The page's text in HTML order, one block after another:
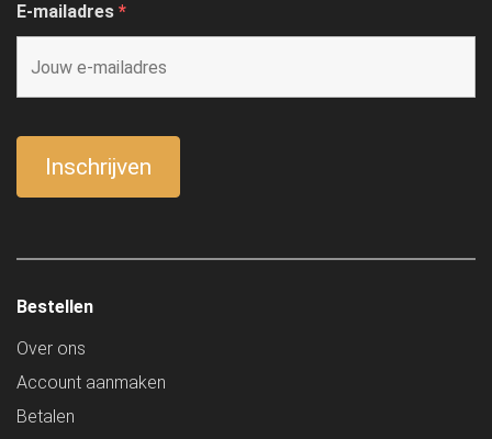
E-mailadres *
Bestellen
Over ons
Account aanmaken
Betalen